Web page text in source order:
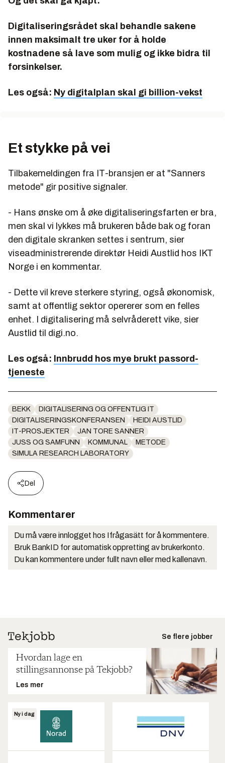
Digitaliseringsrådet skal behandle sakene
innen maksimalt tre uker for å holde
kostnadene så lave som mulig og ikke bidra til
forsinkelser.
Les også: Ny digitalplan skal gi billion-vekst
Et stykke på vei
Tilbakemeldingen fra IT-bransjen er at "Sanners
metode" gir positive signaler.
- Hans ønske om å øke digitaliseringsfarten er bra,
men skal vi lykkes må brukeren både bak og foran
den digitale skranken settes i sentrum, sier
viseadministrerende direktør Heidi Austlid hos IKT
Norge i en kommentar.
- Dette vil kreve sterkere styring, også økonomisk,
samt at offentlig sektor opererer som en felles
enhet. I digitalisering må selvråderett vike, sier
Austlid til digi.no.
Les også: Innbrudd hos mye brukt passord-
tjeneste
BEKK
DIGITALISERING OG OFFENTLIG IT
DIGITALISERINGSKONFERANSEN
HEIDI AUSTLID
IT-PROSJEKTER
JAN TORE SANNER
JUSS OG SAMFUNN
KOMMUNAL
METODE
SIMULA RESEARCH LABORATORY
Del
Kommentarer
Du må være innlogget hos Ifrågasätt for å kommentere.
Bruk BankID for automatisk oppretting av brukerkonto.
Du kan kommentere under fullt navn eller med kallenavn.
Se flere jobber
Hvordan lage en
stillingsannonse på Tekjobb?
Les mer
Ny i dag